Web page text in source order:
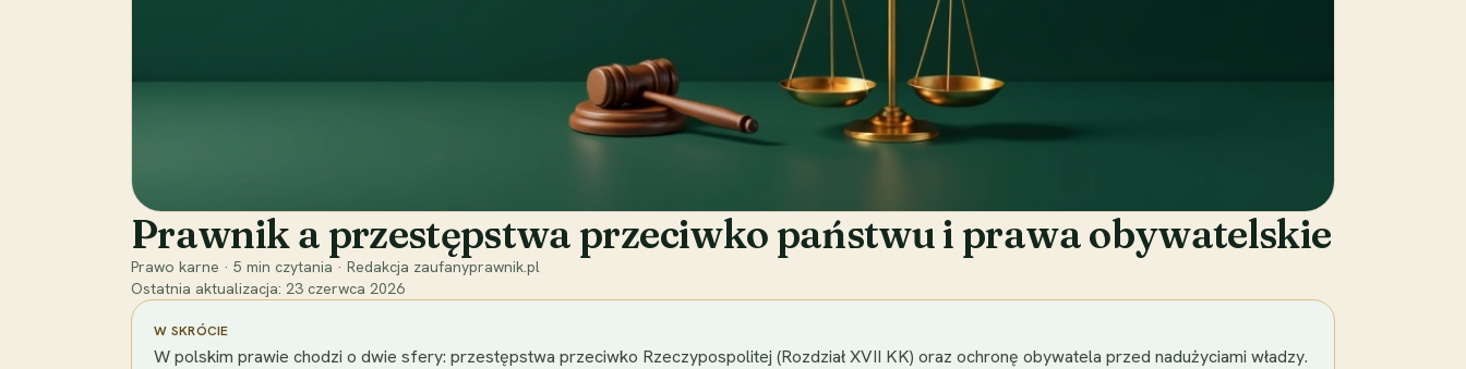
Prawnik a przestępstwa przeciwko państwu i prawa obywatelskie
Prawo karne · 5 min czytania · Redakcja zaufanyprawnik.pl
Ostatnia aktualizacja: 23 czerwca 2026
W SKRÓCIE
W polskim prawie chodzi o dwie sfery: przestępstwa przeciwko Rzeczypospolitej (Rozdział XVII KK) oraz ochronę obywatela przed nadużyciami władzy.